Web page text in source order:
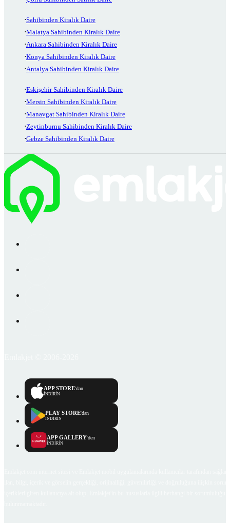
Sahibinden Kiralık Daire
Malatya Sahibinden Kiralık Daire
Ankara Sahibinden Kiralık Daire
Konya Sahibinden Kiralık Daire
Antalya Sahibinden Kiralık Daire
Eskişehir Sahibinden Kiralık Daire
Mersin Sahibinden Kiralık Daire
Manavgat Sahibinden Kiralık Daire
Zeytinburnu Sahibinden Kiralık Daire
Gebze Sahibinden Kiralık Daire
APP STORE'dan
İNDİRİN
PLAY STORE'dan
İNDİRİN
APP GALLERY'den
İNDİRİN